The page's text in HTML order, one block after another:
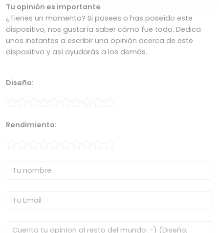
Tu opinión es importante
¿Tienes un momento? Si posees o has poseído este
dispositivo, nos gustaría saber cómo fue todo. Dedica
unos instantes a escribir una opinión acerca de este
dispositivo y así ayudarás a los demás.
Diseño:
Rendimiento: